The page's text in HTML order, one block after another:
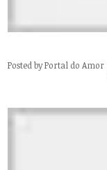
Posted byPortal do Amor